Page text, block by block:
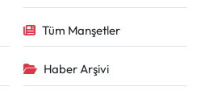
Tüm Manşetler
Haber Arşivi